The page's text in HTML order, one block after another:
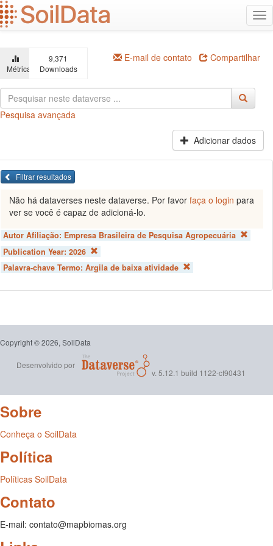
Ir
para
o
principal
Métricas
9,371
Downloads
E-mail de contato Compartilhar
Pesquisa avançada
Adicionar dados
Filtrar resultados
Não há dataverses neste dataverse. Por favor faça o login para
ver se você é capaz de adicioná-lo.
Autor Afiliação: Empresa Brasileira de Pesquisa Agropecuária
Publication Year: 2026
Palavra-chave Termo: Argila de baixa atividade
Copyright © 2026, SoilData
Desenvolvido por
v. 5.12.1 build 1122-cf90431
Sobre
Conheça o SoilData
Política
Políticas SoilData
Contato
E-mail: contato@mapbiomas.org